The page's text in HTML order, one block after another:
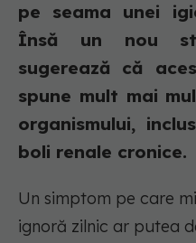
pe seama unei
Însă un nou
sugerează că
spune mult mai
organismului,
boli renale cronice.
Un simptom pe care
ignoră zilnic ar putea